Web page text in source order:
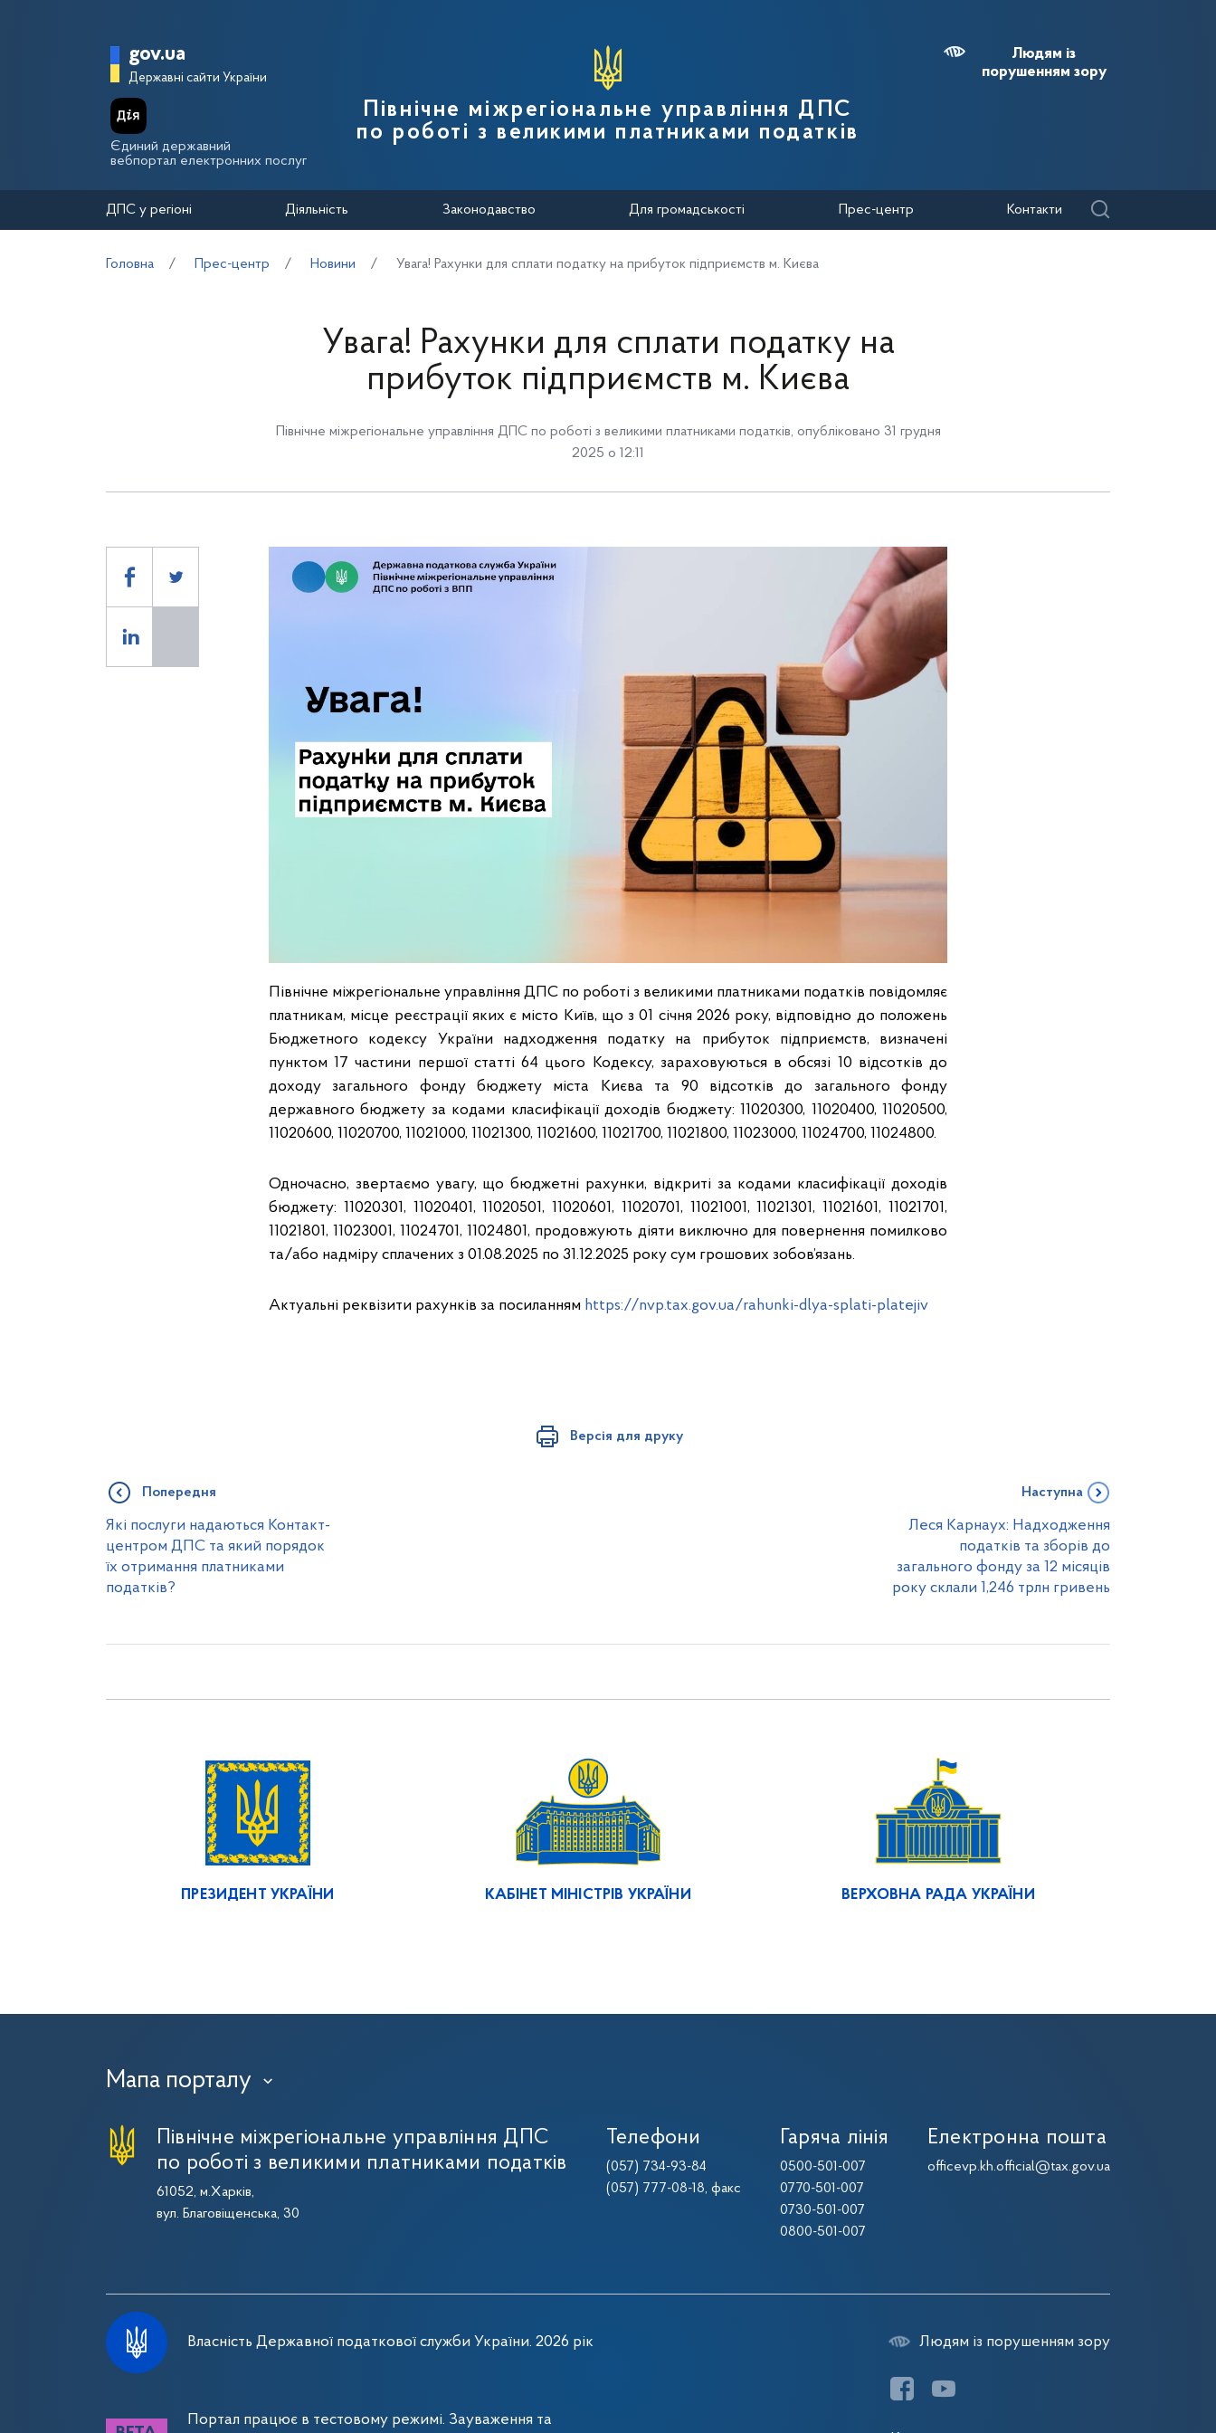
Головна сторінка Державної податкової служби України
gov.ua
Державні сайти України
Єдиний державний
вебпортал електронних послуг
Північне міжрегіональне управління ДПС
по роботі з великими платниками податків
Людям із
порушенням зору
ДПС у регіоні Діяльність Законодавство Для громадськості Прес-центр Контакти
Головна Прес-центр Новини Увага! Рахунки для сплати податку на прибуток підприємств м. Києва
Увага! Рахунки для сплати податку на
прибуток підприємств м. Києва
Північне міжрегіональне управління ДПС по роботі з великими платниками податків, опубліковано 31 грудня
2025 о 12:11
Північне міжрегіональне управління ДПС по роботі з великими платниками податків повідомляє
платникам, місце реєстрації яких є місто Київ, що з 01 січня 2026 року, відповідно до положень
Бюджетного кодексу України надходження податку на прибуток підприємств, визначені
пунктом 17 частини першої статті 64 цього Кодексу, зараховуються в обсязі 10 відсотків до
доходу загального фонду бюджету міста Києва та 90 відсотків до загального фонду
державного бюджету за кодами класифікації доходів бюджету: 11020300, 11020400, 11020500,
11020600, 11020700, 11021000, 11021300, 11021600, 11021700, 11021800, 11023000, 11024700, 11024800.
Одночасно, звертаємо увагу, що бюджетні рахунки, відкриті за кодами класифікації доходів
бюджету: 11020301, 11020401, 11020501, 11020601, 11020701, 11021001, 11021301, 11021601, 11021701,
11021801, 11023001, 11024701, 11024801, продовжують діяти виключно для повернення помилково
та/або надміру сплачених з 01.08.2025 по 31.12.2025 року сум грошових зобов’язань.
Актуальні реквізити рахунків за посиланням https://nvp.tax.gov.ua/rahunki-dlya-splati-platejiv
Версія для друку
Попередня
Які послуги надаються Контакт-
центром ДПС та який порядок
їх отримання платниками
податків?
Наступна
Леся Карнаух: Надходження
податків та зборів до
загального фонду за 12 місяців
року склали 1,246 трлн гривень
ПРЕЗИДЕНТ УКРАЇНИ КАБІНЕТ МІНІСТРІВ УКРАЇНИ ВЕРХОВНА РАДА УКРАЇНИ
Мапа порталу ›
Північне міжрегіональне управління ДПС
по роботі з великими платниками податків
61052, м.Харків,
вул. Благовіщенська, 30
Телефони
(057) 734-93-84
(057) 777-08-18, факс
Гаряча лінія
0500-501-007
0770-501-007
0730-501-007
0800-501-007
Електронна пошта
officevp.kh.official@tax.gov.ua
Власність Державної податкової служби України. 2026 рік
Портал працює в тестовому режимі. Зауваження та
Людям із порушенням зору